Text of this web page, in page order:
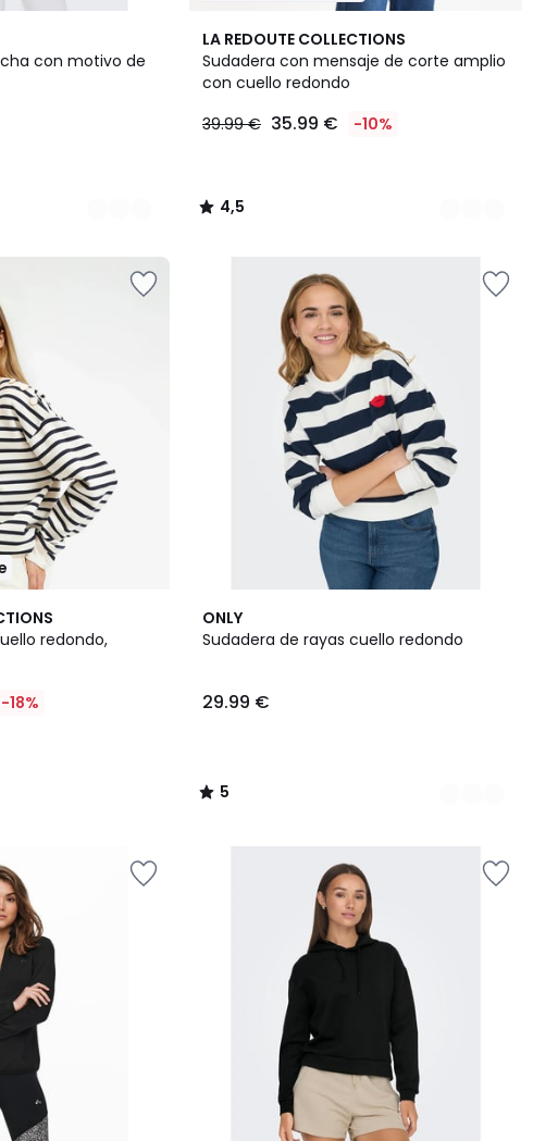
con motivo de
LA REDOUTE COLLECTIONS
Sudadera con mensaje de corte amplio
con cuello redondo
39.99 € 35.99 € -10%
4,5
/ 5
2
Colores
4,5
/
redondo,
-18%
ONLY
Sudadera de rayas cuello redondo
29.99 €
5
/
2
Colores
5
/